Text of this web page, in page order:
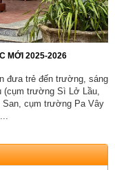
MỚI 2025-2026
đưa trẻ đến trường, sáng
(cụm trường Sì Lở Lầu,
cụm trường Pa Vây
chỉnh dự toán
học, công nghệ,
(05/08/2026)
301/2026/NĐ-CP
cơ sạt lở và lập